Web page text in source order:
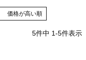
価格が高い順
5件中 1-5件表示